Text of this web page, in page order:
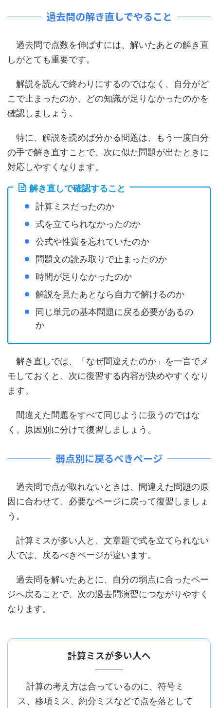
過去問の解き直しでやること
過去問で点数を伸ばすには、解いたあとの解き直
しがとても重要です。
解説を読んで終わりにするのではなく、自分がど
こで止まったのか、どの知識が足りなかったのかを
確認しましょう。
特に、解説を読めば分かる問題は、もう一度自分
の手で解き直すことで、次に似た問題が出たときに
対応しやすくなります。
解き直しで確認すること
計算ミスだったのか
式を立てられなかったのか
公式や性質を忘れていたのか
問題文の読み取りで止まったのか
時間が足りなかったのか
解説を見たあとなら自力で解けるのか
同じ単元の基本問題に戻る必要があるの
か
解き直しでは、「なぜ間違えたのか」を一言でメ
モしておくと、次に復習する内容が決めやすくなり
ます。
間違えた問題をすべて同じように扱うのではな
く、原因別に分けて復習しましょう。
弱点別に戻るべきページ
過去問で点が取れないときは、間違えた問題の原
因に合わせて、必要なページに戻って復習しましょ
う。
計算ミスが多い人と、文章題で式を立てられない
人では、戻るべきページが違います。
過去問を解いたあとに、自分の弱点に合ったペー
ジへ戻ることで、次の過去問演習につながりやすく
なります。
計算ミスが多い人へ
計算の考え方は合っているのに、符号ミ
ス、移項ミス、約分ミスなどで点を落として